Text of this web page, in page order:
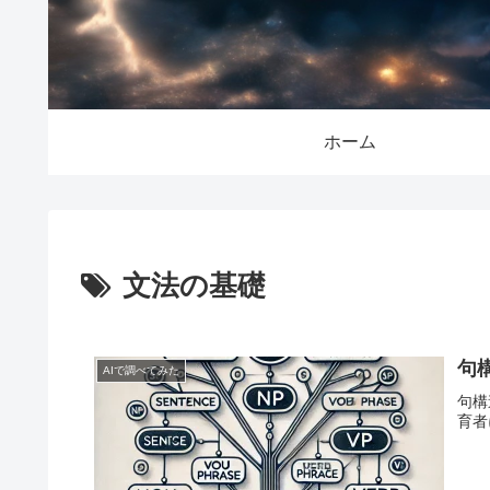
ホーム
文法の基礎
AIで調べてみた 句
句
育